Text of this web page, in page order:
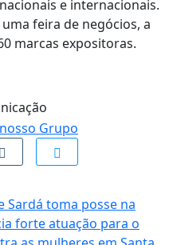
e internacionais.
feira de negócios, a
marcas expositoras.